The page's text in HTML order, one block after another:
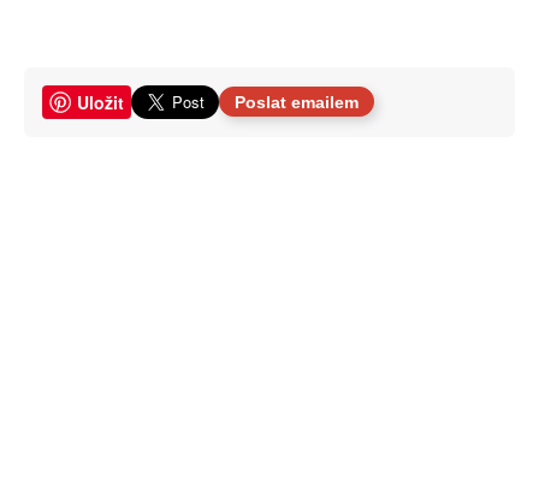
Uložit Poslat emailem